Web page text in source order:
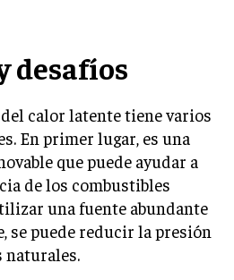
desafíos
calor latente tiene varios
En primer lugar, es una
que puede ayudar a
de los combustibles
una fuente abundante
se puede reducir la presión
naturales.